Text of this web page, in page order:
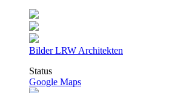
Bilder LRW Architekten
Status
Google Maps